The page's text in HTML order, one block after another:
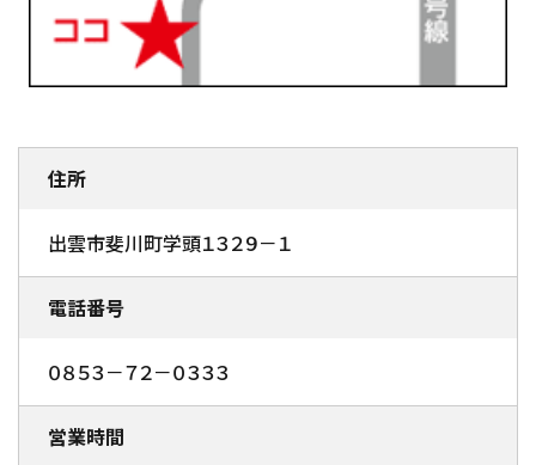
住所
出雲市斐川町学頭１３２９－１
電話番号
０８５３－７２－０３３３
営業時間